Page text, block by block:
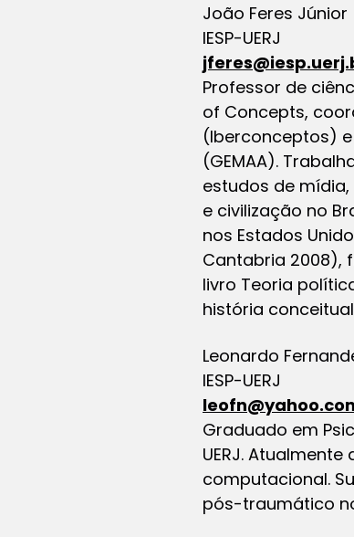
João Feres Júnior
IESP-UERJ
Professor de
of Concepts,
(Iberconceptos)
(GEMAA).
estudos de
e civilização no
nos Estados
Cantabria 2008),
livro Teoria
história
Leonardo
IESP-UERJ
Graduado em
UERJ.
computacional.
pós-traumático